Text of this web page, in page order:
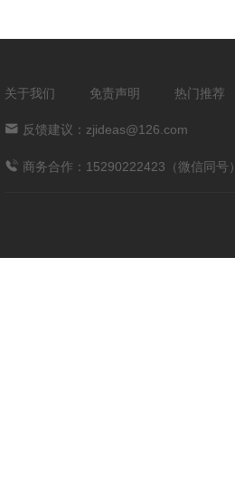
关于我们 免责声明 热门推荐
反馈建议：zjideas@126.com
商务合作：15290222423（微信同号）